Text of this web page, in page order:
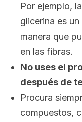
Por ejemplo,
glicerina es
manera que
en las fibras.
No uses el
después de
Procura
compuestos,